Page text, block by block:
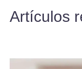
Artículos